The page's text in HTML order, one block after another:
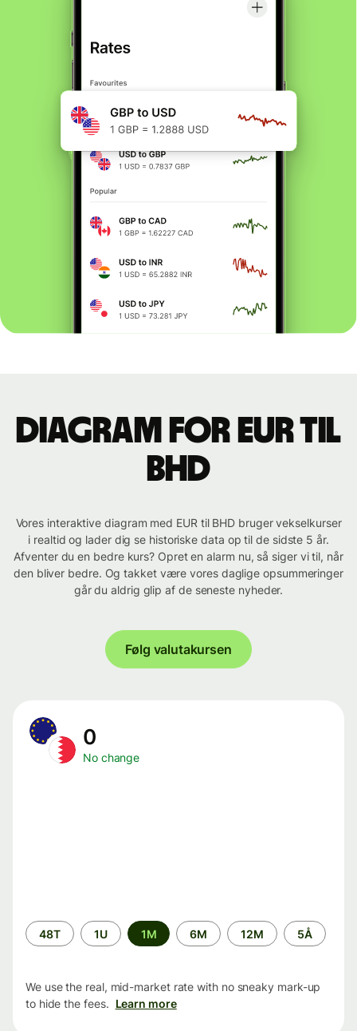
Diagram for EUR til
BHD
Vores interaktive diagram med EUR til BHD bruger vekselkurser
i realtid og lader dig se historiske data op til de sidste 5 år.
Afventer du en bedre kurs? Opret en alarm nu, så siger vi til, når
den bliver bedre. Og takket være vores daglige opsummeringer
går du aldrig glip af de seneste nyheder.
Følg valutakursen
0
No change
Time
period
48T 1U 1M 6M 12M 5Å
We use the real, mid-market rate with no sneaky mark-up
to hide the fees. Learn more